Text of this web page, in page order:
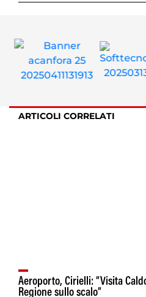
ARTICOLI CORRELATI
Aeroporto, Cirielli: “Visita
Regione sullo scalo”